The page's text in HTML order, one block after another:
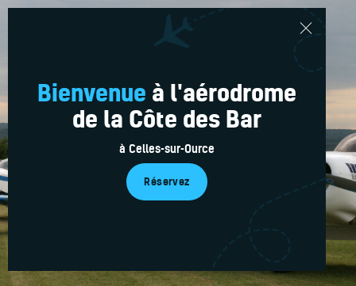
Réservations en ligne
Nos avions
Actu’
Passez votre licence
Bienvenue à l'aérodrome
de la Côte des Bar
à Celles-sur-Ource
Réservez